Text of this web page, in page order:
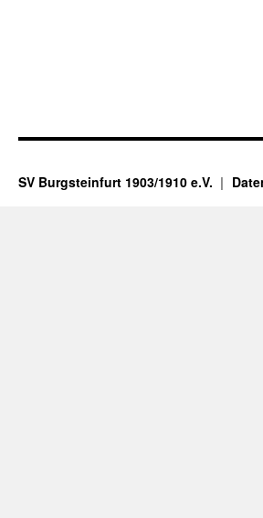
SV Burgsteinfurt 1903/1910 e.V.